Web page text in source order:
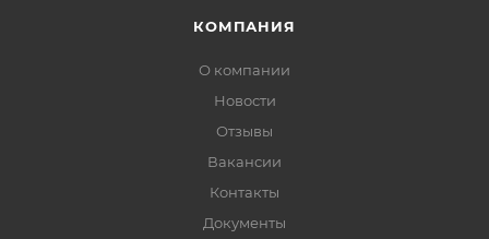
КОМПАНИЯ
О компании
Новости
Отзывы
Вакансии
Контакты
Документы